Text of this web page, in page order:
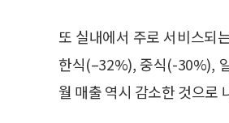
또 실내에서 주로 서비스되
한식(–32%), 중식(-30%),
월 매출 역시 감소한 것으로